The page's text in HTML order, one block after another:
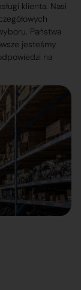
klienta. Nasi
Państwa
jesteśmy
na